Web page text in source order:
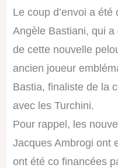
Le coup d’envoi a
Angèle Bastiani, qui
de cette nouvelle
ancien joueur
Bastia, finaliste de la
avec les Turchini.
Pour rappel, les
Jacques Ambrogi ont
ont été co financées